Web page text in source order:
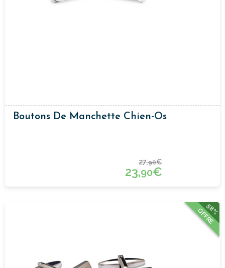
Boutons De Manchette Chien-Os
27,90€
23,90€
58%
OFFRE